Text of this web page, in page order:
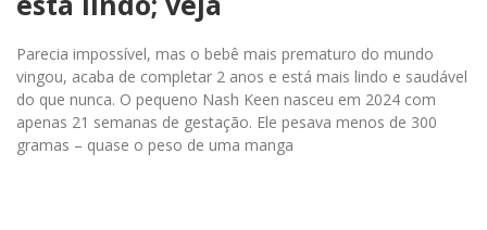
Parecia impossível, mas o bebê mais prematuro do mundo
vingou, acaba de completar 2 anos e está mais lindo e saudável
do que nunca. O pequeno Nash Keen nasceu em 2024 com
apenas 21 semanas de gestação. Ele pesava menos de 300
gramas – quase o peso de uma manga